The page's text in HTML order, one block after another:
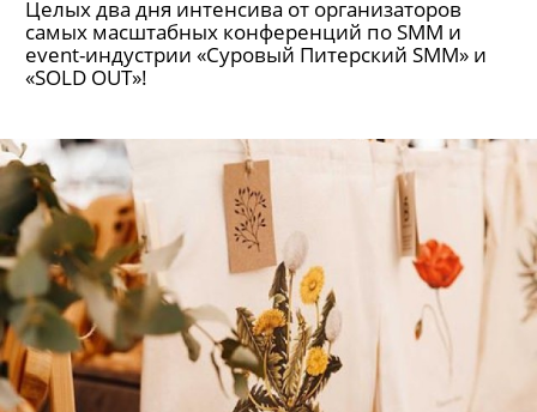
Целых два дня интенсива от организаторов
самых масштабных конференций по SMМ и
event-индустрии «Суровый Питерский SMM» и
«SOLD OUT»!